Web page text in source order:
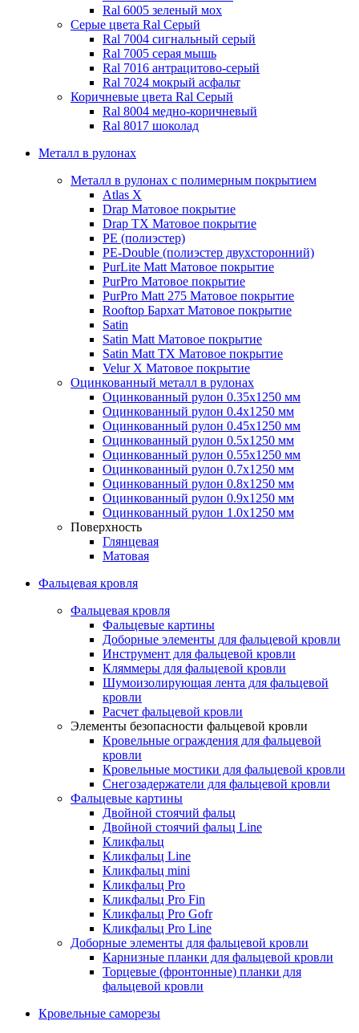
Ral 6005 зеленый мох
Серые цвета Ral Серый
Ral 7004 сигнальный серый
Ral 7005 серая мышь
Ral 7016 антрацитово-серый
Ral 7024 мокрый асфальт
Коричневые цвета Ral Серый
Ral 8004 медно-коричневый
Ral 8017 шоколад
Металл в рулонах
Металл в рулонах с полимерным покрытием
Atlas X
Drap Матовое покрытие
Drap TX Матовое покрытие
PE (полиэстер)
PE-Double (полиэстер двухсторонний)
PurLite Мatt Матовое покрытие
PurPro Матовое покрытие
PurPro Matt 275 Матовое покрытие
Rooftop Бархат Матовое покрытие
Satin
Satin Мatt Матовое покрытие
Satin Matt TX Матовое покрытие
Velur X Матовое покрытие
Оцинкованный металл в рулонах
Оцинкованный рулон 0.35х1250 мм
Оцинкованный рулон 0.4х1250 мм
Оцинкованный рулон 0.45х1250 мм
Оцинкованный рулон 0.5х1250 мм
Оцинкованный рулон 0.55х1250 мм
Оцинкованный рулон 0.7х1250 мм
Оцинкованный рулон 0.8х1250 мм
Оцинкованный рулон 0.9х1250 мм
Оцинкованный рулон 1.0х1250 мм
Поверхность
Глянцевая
Матовая
Фальцевая кровля
Фальцевая кровля
Фальцевые картины
Доборные элементы для фальцевой кровли
Инструмент для фальцевой кровли
Кляммеры для фальцевой кровли
Шумоизолирующая лента для фальцевой
кровли
Расчет фальцевой кровли
Элементы безопасности фальцевой кровли
Кровельные ограждения для фальцевой
кровли
Кровельные мостики для фальцевой кровли
Снегозадержатели для фальцевой кровли
Фальцевые картины
Двойной стоячий фальц
Двойной стоячий фальц Line
Кликфальц
Кликфальц Line
Кликфальц mini
Кликфальц Pro
Кликфальц Pro Fin
Кликфальц Pro Gofr
Кликфальц Pro Line
Доборные элементы для фальцевой кровли
Карнизные планки для фальцевой кровли
Торцевые (фронтонные) планки для
фальцевой кровли
Кровельные саморезы